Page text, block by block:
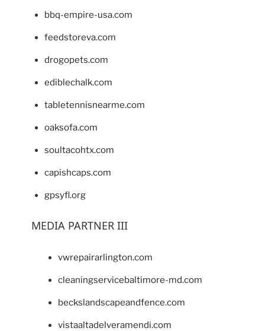
bbq-empire-usa.com
feedstoreva.com
drogopets.com
ediblechalk.com
tabletennisnearme.com
oaksofa.com
soultacohtx.com
capishcaps.com
gpsyfl.org
MEDIA PARTNER III
vwrepairarlington.com
cleaningservicebaltimore-md.com
beckslandscapeandfence.com
vistaaltadelveramendi.com